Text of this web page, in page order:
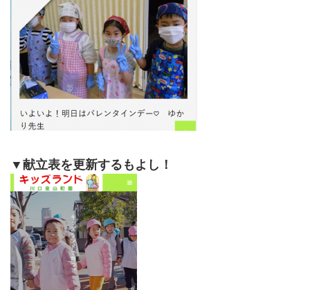
▼献立表を更新するもよし！